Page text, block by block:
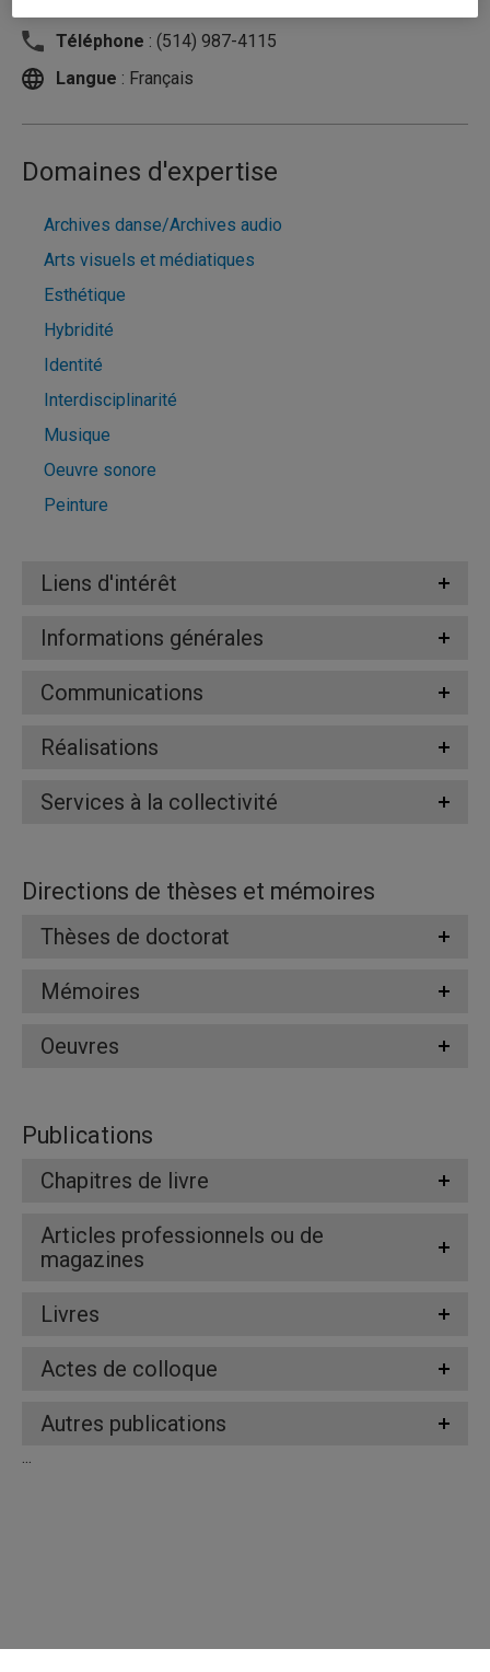
Téléphone : (514) 987-4115
Langue : Français
Domaines d'expertise
Archives danse/Archives audio
Arts visuels et médiatiques
Esthétique
Hybridité
Identité
Interdisciplinarité
Musique
Oeuvre sonore
Peinture
Liens d'intérêt
Informations générales
Communications
Réalisations
Services à la collectivité
Directions de thèses et mémoires
Thèses de doctorat
Mémoires
Oeuvres
Publications
Chapitres de livre
Articles professionnels ou de
magazines
Livres
Actes de colloque
Autres publications
...